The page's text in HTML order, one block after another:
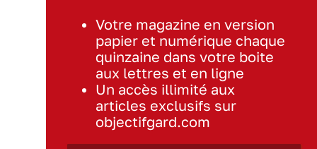
Votre magazine en version
papier et numérique chaque
quinzaine dans votre boite
aux lettres et en ligne
Un accès illimité aux
articles exclusifs sur
objectifgard.com